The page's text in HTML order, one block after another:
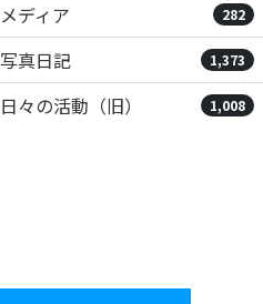
メディア 282
写真日記 1,373
日々の活動（旧） 1,008